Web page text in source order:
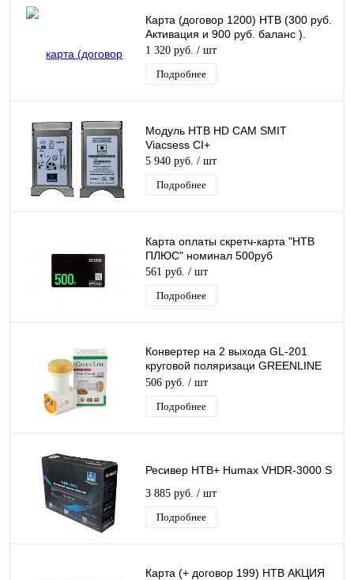
Карта (договор 1200) НТВ (300 руб.
Активация и 900 руб. баланс ).
1 320 руб. / шт
Подробнее
Модуль НТВ HD CAM SMIT
Viacsess CI+
5 940 руб. / шт
Подробнее
Карта оплаты скретч-карта "НТВ
ПЛЮС" номинал 500руб
561 руб. / шт
Подробнее
Конвертер на 2 выхода GL-201
круговой поляризаци GREENLINE
TWIN для Триколор/НТВ-Плюс
506 руб. / шт
Подробнее
Ресивер НТВ+ Humax VHDR-3000 S
3 885 руб. / шт
Подробнее
Карта (+ договор 199) НТВ АКЦИЯ